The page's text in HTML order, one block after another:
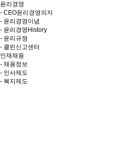
윤리경영
- CEO윤리경영의지
- 윤리경영이념
- 윤리경영History
- 윤리규졍
- 클린신고센터
인재채용
- 채용정보
- 인사제도
- 복지제도